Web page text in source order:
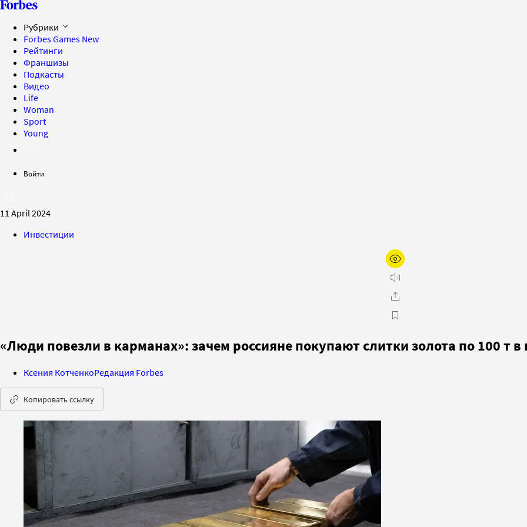
Рубрики
Forbes Games New
Рейтинги
Франшизы
Подкасты
Видео
Life
Woman
Sport
Young
Войти
11 April 2024
Инвестиции
«Люди повезли в карманах»: зачем россияне покупают слитки золота по 100 т в
Ксения КотченкоРедакция Forbes
Копировать ссылку